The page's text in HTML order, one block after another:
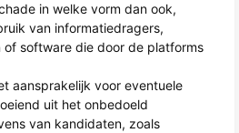
in welke vorm dan ook,
van informatiedragers,
software die door de platforms
aansprakelijk voor eventuele
uit het onbedoeld
van kandidaten, zoals